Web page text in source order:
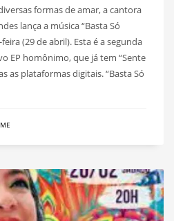
formas de amar, a cantora
lança a música “Basta Só
(29 de abril). Esta é a segunda
EP homônimo, que já tem “Sente
as plataformas digitais. “Basta Só